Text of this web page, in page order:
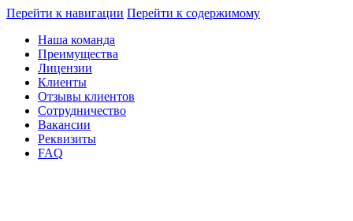
Перейти к навигации Перейти к содержимому
Наша команда
Преимущества
Лицензии
Клиенты
Отзывы клиентов
Сотрудничество
Вакансии
Реквизиты
FAQ